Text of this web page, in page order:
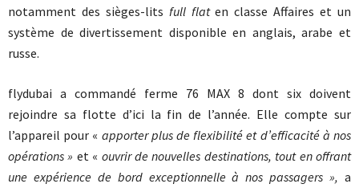
notamment des sièges-lits full flaten classe Affaires et un
système de divertissement disponible en anglais, arabe et
russe.
flydubai a commandé ferme 76 MAX 8 dont six doivent
rejoindre sa flotte d’ici la fin de l’année. Elle compte sur
l’appareil pour « apporter plus de flexibilité et d’efficacité à nos
opérations » et « ouvrir de nouvelles destinations, tout en offrant
une expérience de bord exceptionnelle à nos passagers », a